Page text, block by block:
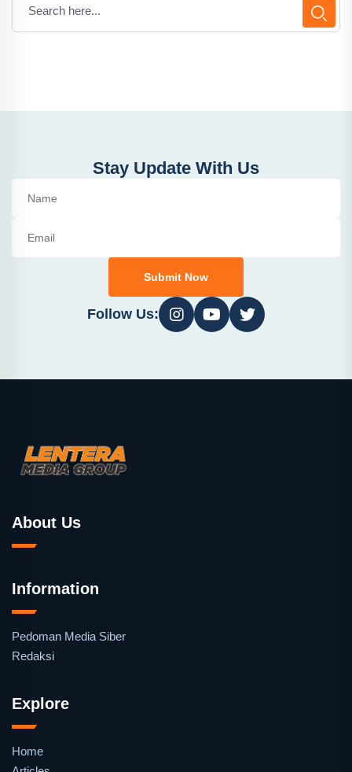
Stay Update With Us
Submit Now
Follow Us:
About Us
Information
Pedoman Media Siber
Redaksi
Explore
Home